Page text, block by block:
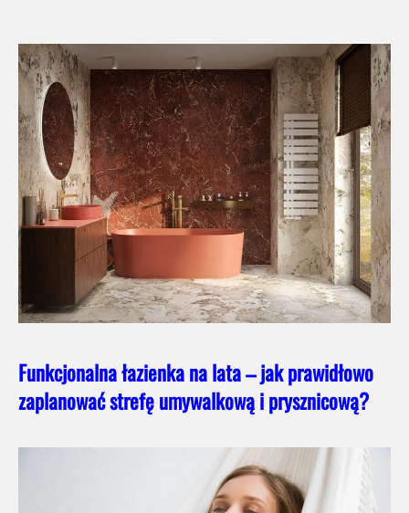
Funkcjonalna łazienka na lata – jak prawidłowo
zaplanować strefę umywalkową i prysznicową?